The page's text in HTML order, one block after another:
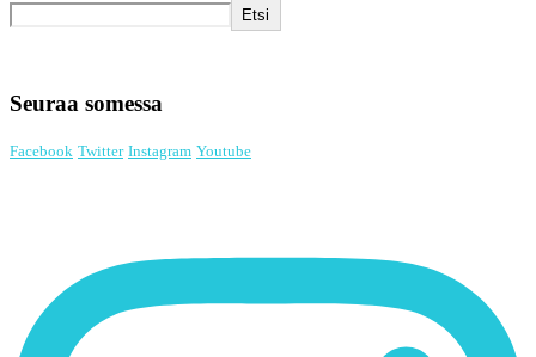
Etsi
Seuraa somessa
Facebook Twitter Instagram Youtube